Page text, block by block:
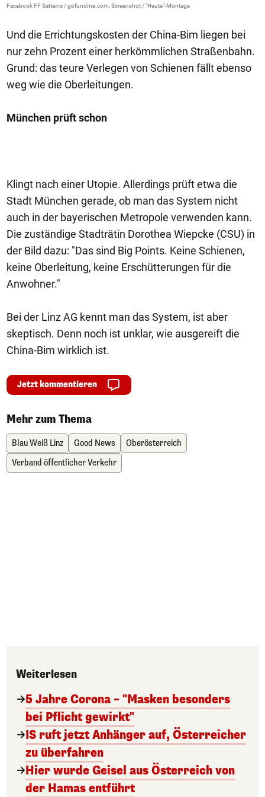
Facebook FF Satteins / gofundme.com, Screenshot / "Heute"-Montage
Und die Errichtungskosten der China-Bim liegen bei
nur zehn Prozent einer herkömmlichen Straßenbahn.
Grund: das teure Verlegen von Schienen fällt ebenso
weg wie die Oberleitungen.
München prüft schon
Klingt nach einer Utopie. Allerdings prüft etwa die
Stadt München gerade, ob man das System nicht
auch in der bayerischen Metropole verwenden kann.
Die zuständige Stadträtin Dorothea Wiepcke (CSU) in
der Bild dazu: "Das sind Big Points. Keine Schienen,
keine Oberleitung, keine Erschütterungen für die
Anwohner."
Bei der Linz AG kennt man das System, ist aber
skeptisch. Denn noch ist unklar, wie ausgereift die
China-Bim wirklich ist.
Jetzt kommentieren
Mehr zum Thema
Blau Weiß Linz Good News
Oberösterreich
Verband öffentlicher Verkehr
Weiterlesen
5 Jahre Corona – "Masken besonders
bei Pflicht gewirkt"
IS ruft jetzt Anhänger auf, Österreicher
zu überfahren
Hier wurde Geisel aus Österreich von
der Hamas entführt